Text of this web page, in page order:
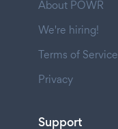
About POWR
We're hiring!
Terms of Service
Privacy
Support